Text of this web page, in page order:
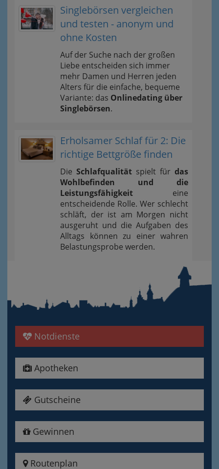
Singlebörsen vergleichen
und testen - anonym und
ohne Kosten
Auf der Suche nach der großen
Liebe entscheiden sich immer
mehr Damen und Herren jeden
Alters für die einfache, bequeme
Variante: das Onlinedating über
Singlebörsen.
Erholsamer Schlaf für 2: Die
richtige Bettgröße finden
Die Schlafqualität spielt für das
Wohlbefinden und die
Leistungsfähigkeit eine
entscheidende Rolle. Wer schlecht
schläft, der ist am Morgen nicht
ausgeruht und die Aufgaben des
Alltags können zu einer wahren
Belastungsprobe werden.
Notdienste
Apotheken
Gutscheine
Gewinnen
Routenplan